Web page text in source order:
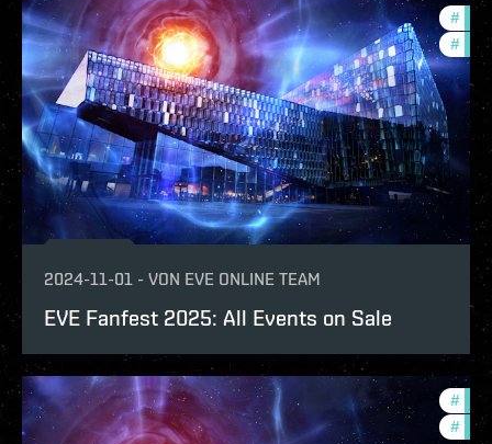
#
#
2024-11-01 - VON EVE ONLINE TEAM
EVE Fanfest 2025: All Events on Sale
#
#